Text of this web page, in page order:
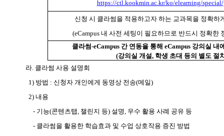
https://ctl.kookmin.ac.kr/ko/elearning/
신청 시 클라썸을 적용하고자 하는 교과목을 정확하
(eCampus 내 사전 세팅이 필요하므로 반드시 정확한
클라썸-eCampus 간 연동을 통해 eCampus 강의실
(강의실 개설, 학생 초대 등의 별도 절
라. 클라썸 사용 설명회
1) 방법 : 신청자 개인에게 동영상 전송(메일)
2) 내용
- 기능(콘텐츠탭, 챌린지 등) 설명, 우수 활용 사례 공유 등
- 클라썸을 활용한 학습효과 및 수업 상호작용 증진 방법